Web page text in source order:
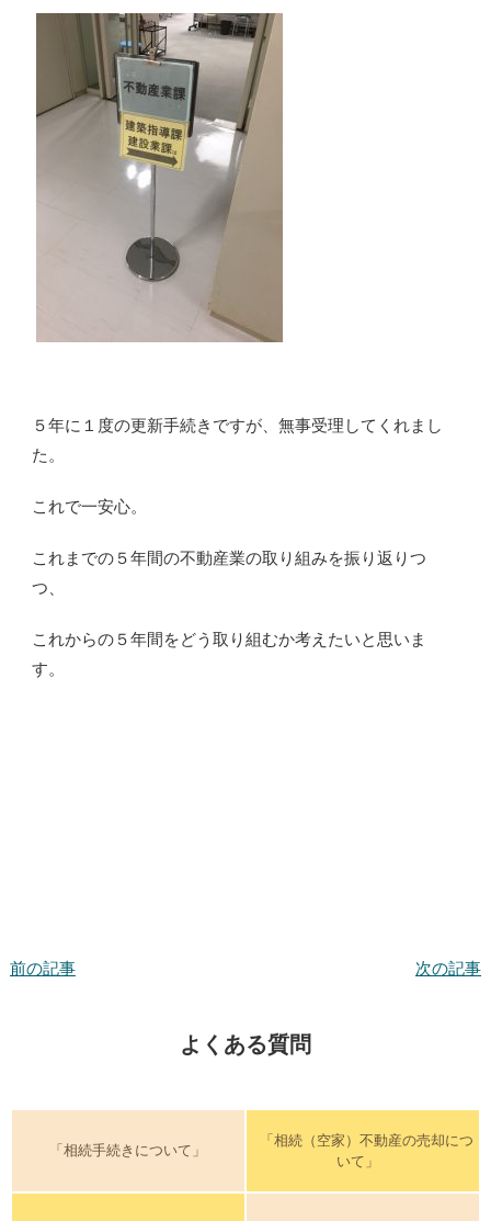
５年に１度の更新手続きですが、無事受理してくれまし
た。
これで一安心。
これまでの５年間の不動産業の取り組みを振り返りつ
つ、
これからの５年間をどう取り組むか考えたいと思いま
す。
前の記事 次の記事
よくある質問
「相続手続きについて」
「相続（空家）不動産の売却につ
いて」